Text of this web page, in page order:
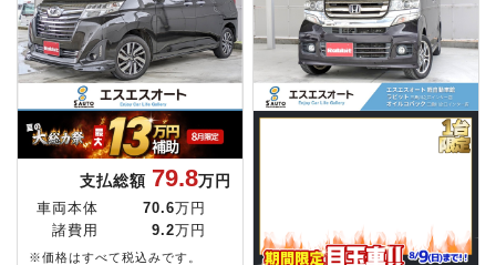
支払総額 79.8万円
車両本体 70.6万円
諸費用
9.2万円
※価格はすべて税込みです。